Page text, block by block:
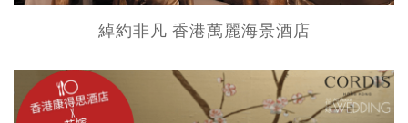
綽約非凡 香港萬麗海景酒店